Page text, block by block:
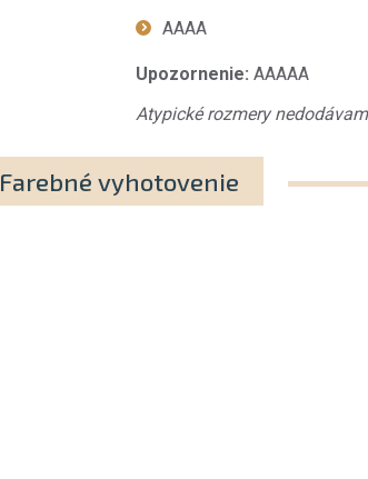
AAAA
Upozornenie: AAAAA
Atypické rozmery
Farebné vyhotovenie